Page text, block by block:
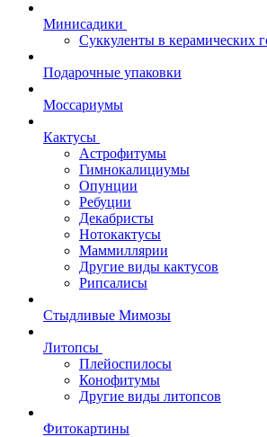
Минисадики
Суккуленты в керамических
Подарочные упаковки
Моссариумы
Кактусы
Астрофитумы
Гимнокалициумы
Опунции
Ребуции
Декабристы
Нотокактусы
Маммиллярии
Другие виды кактусов
Рипсалисы
Стыдливые Мимозы
Литопсы
Плейоспилосы
Конофитумы
Другие виды литопсов
Фитокартины